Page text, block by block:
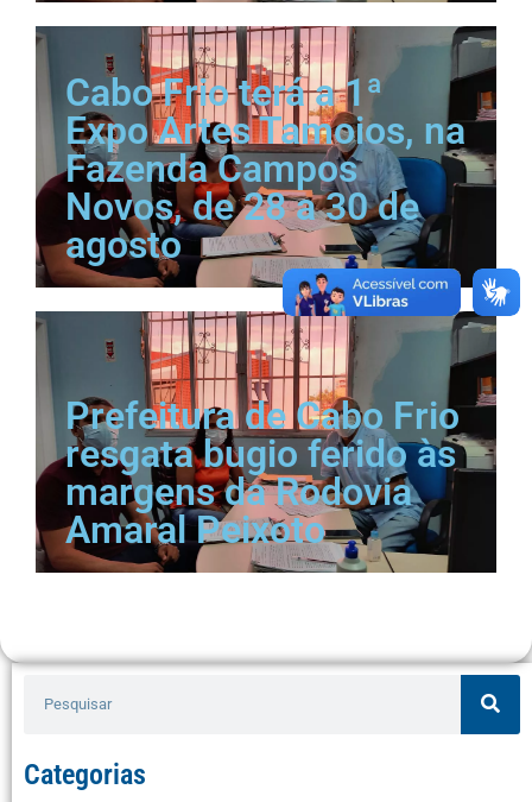
Cabo Frio terá a 1ª
Expo Artes Tamoios, na
Fazenda Campos
Novos, de 28 a 30 de
agosto
Prefeitura de Cabo Frio
resgata bugio ferido às
margens da Rodovia
Amaral Peixoto
Categorias